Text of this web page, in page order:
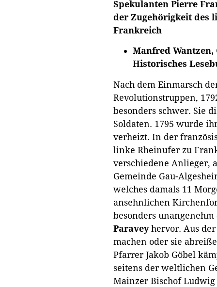
Spekulanten Pierre
der Zugehörigkeit des
Frankreich
Manfred Wantzen,
Historisches
Nach dem Einmarsch
Revolutionstruppen,
besonders schwer. Sie
Soldaten. 1795 wurde
verheizt. In der
linke Rheinufer zu
verschiedene Anlieger,
Gemeinde Gau-
welches damals 11
ansehnlichen
besonders unangenehm
Paraveyhervor. Aus
machen oder sie
Pfarrer Jakob Göbel
seitens der weltlichen
Mainzer Bischof